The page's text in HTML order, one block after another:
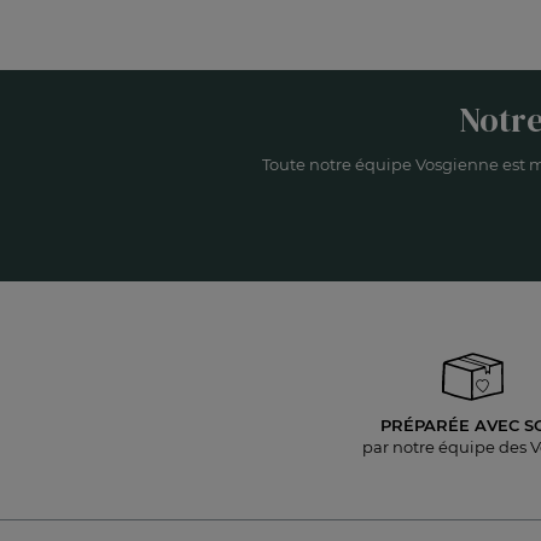
Toute notre équipe Vosgienne est
PRÉPARÉE AVEC
par notre équipe des